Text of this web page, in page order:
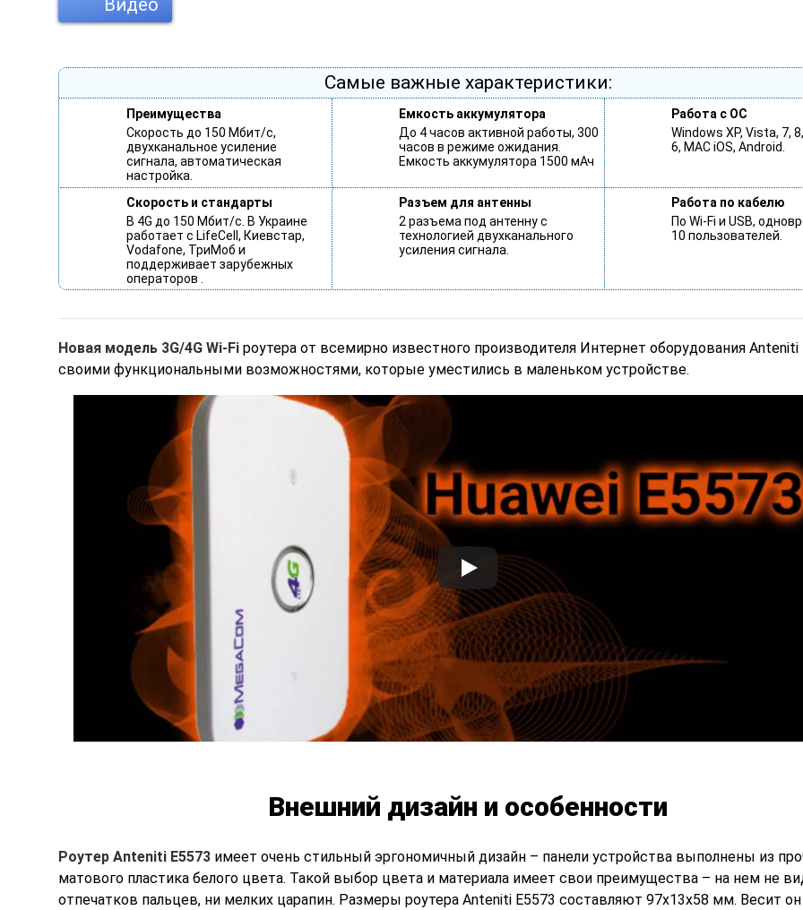
Самые важные характеристики:
Преимущества
Скорость до 150 Мбит/с,
двухканальное усиление
сигнала, автоматическая
настройка.
Емкость аккумулятора
До 4 часов активной работы, 300
часов в режиме ожидания.
Емкость аккумулятора 1500 мАч
Работа с ОС
Windows XP, Vista, 7,
6, MAC iOS, Android.
Скорость и стандарты
В 4G до 150 Мбит/с. В Украине
работает с LifeCell, Киевстар,
Vodafone, ТриМоб и
поддерживает зарубежных
операторов .
Разъем для антенны
2 разъема под антенну с
технологией двухканального
усиления сигнала.
Работа по кабелю
По Wi-Fi и USB,
10 пользователей.
Новая модель 3G/4G Wi-Fiроутера от всемирно известного производителя Интернет оборудования
своими функциональными возможностями, которые уместились в маленьком устройстве.
Внешний дизайн и особенности
Роутер Anteniti E5573имеет очень стильный эргономичный дизайн – панели устройства выполнены из
матового пластика белого цвета. Такой выбор цвета и материала имеет свои преимущества – на нем не
отпечатков пальцев, ни мелких царапин. Размеры роутера Anteniti E5573 составляют 97х13х58 мм. Весит он